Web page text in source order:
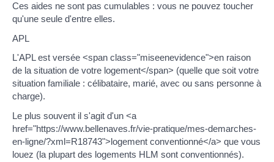
Ces aides ne sont pas cumulables : vous ne pouvez toucher
qu'une seule d'entre elles.
APL
L'APL est versée <span class="miseenevidence">en raison
de la situation de votre logement</span> (quelle que soit votre
situation familiale : célibataire, marié, avec ou sans personne à
charge).
Le plus souvent il s'agit d'un <a
href="https://www.bellenaves.fr/vie-pratique/mes-demarches-
en-ligne/?xml=R18743">logement conventionné</a> que vous
louez (la plupart des logements HLM sont conventionnés).